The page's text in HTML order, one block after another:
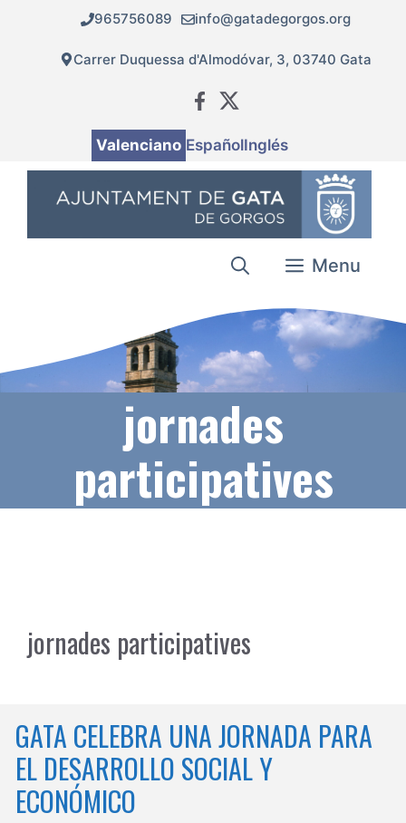
contingut
965756089 info@gatadegorgos.org
Carrer Duquessa d'Almodóvar, 3, 03740 Gata
Valenciano EspañolInglés
Menu
jornades
participatives
jornades participatives
GATA CELEBRA UNA JORNADA PARA
EL DESARROLLO SOCIAL Y
ECONÓMICO